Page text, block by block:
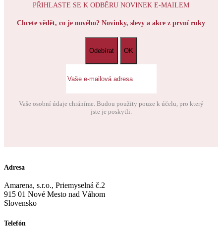
PŘIHLASTE SE K ODBĚRU NOVINEK E-MAILEM
Chcete vědět, co je nového? Novinky, slevy a akce z první ruky
Vaše osobní údaje chráníme. Budou použity pouze k účelu, pro který
jste je poskytli.
Adresa
Amarena, s.r.o., Priemyselná č.2
915 01 Nové Mesto nad Váhom
Slovensko
Telefón